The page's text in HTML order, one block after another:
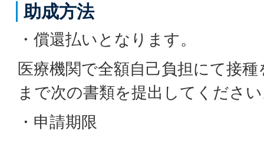
助成方法
・償還払いとなります。
医療機関で全額自己負担にて接
まで次の書類を提出してくださ
・申請期限